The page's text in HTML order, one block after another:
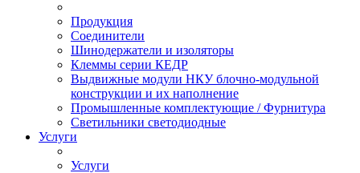
Продукция
Соединители
Шинодержатели и изоляторы
Клеммы серии КЕДР
Выдвижные модули НКУ блочно-модульной
конструкции и их наполнение
Промышленные комплектующие / Фурнитура
Светильники светодиодные
Услуги
Услуги